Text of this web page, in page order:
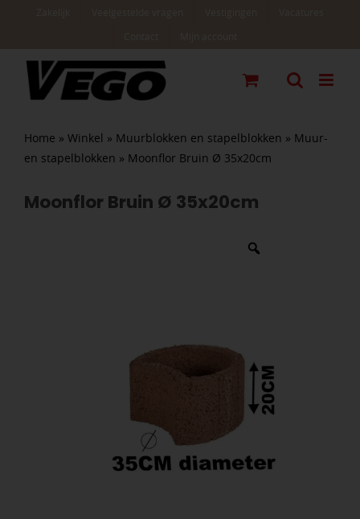
Home » Winkel » Muurblokken en stapelblokken » Muur-
en stapelblokken » Moonflor Bruin Ø 35x20cm
Moonflor Bruin Ø 35x20cm